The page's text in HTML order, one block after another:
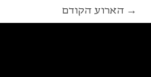
הארוע הקודם →